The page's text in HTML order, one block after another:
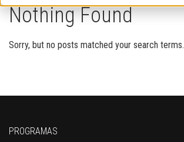
Nothing Found
Sorry, but no posts matched your search terms.
PROGRAMAS